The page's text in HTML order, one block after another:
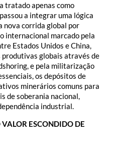
tratado apenas como
a integrar uma lógica
nova corrida global por
internacional marcado pela
Estados Unidos e China,
produtivas globais através de
e pela militarização
os depósitos de
minerários comuns para
de soberania nacional,
industrial.
ESCONDIDO DE